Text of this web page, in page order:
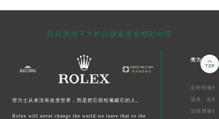
轻轻滑动下方栏目探索更多精彩内容
劳力士从来没有改变世界，而是把它留给佩戴它的人。
Rolex will never change the world.we leave that to the
劳力士售后
走时维修价
进灰、 起雾
划痕维修价
